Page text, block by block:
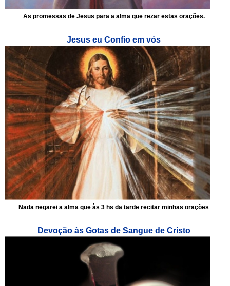
As promessas de Jesus para a alma que rezar estas orações.
Jesus eu Confio em vós
Nada negarei a alma que às 3 hs da tarde recitar minhas orações
Devoção às Gotas de Sangue de Cristo